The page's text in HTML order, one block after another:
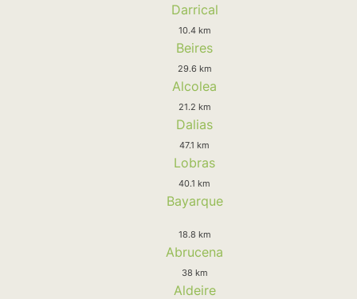
Darrical
10.4 km
Beires
29.6 km
Alcolea
21.2 km
Dalias
47.1 km
Lobras
40.1 km
Bayarque
18.8 km
Abrucena
38 km
Aldeire